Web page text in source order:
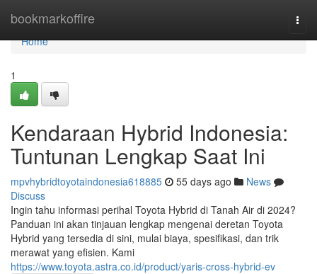
bookmarkoffire
Home
Home
1
Kendaraan Hybrid Indonesia:
Tuntunan Lengkap Saat Ini
mpvhybridtoyotaindonesia618885 55 days ago
News
Discuss
Ingin tahu informasi perihal Toyota Hybrid di Tanah Air di 2024?
Panduan ini akan tinjauan lengkap mengenai deretan Toyota
Hybrid yang tersedia di sini, mulai biaya, spesifikasi, dan trik
merawat yang efisien. Kami
https://www.toyota.astra.co.id/product/yaris-cross-hybrid-ev